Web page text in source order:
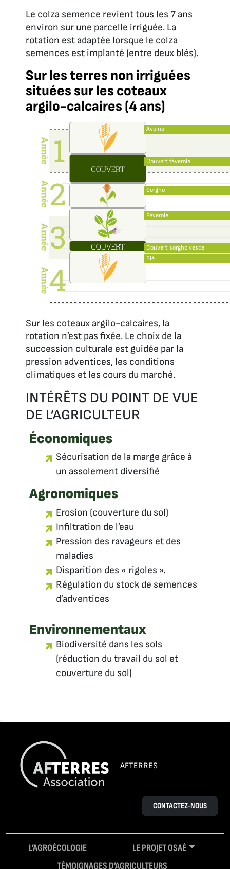
Le colza semence revient tous les 7 ans
environ sur une parcelle irriguée. La
rotation est adaptée lorsque le colza
semences est implanté (entre deux blés).
Sur les terres non irriguées
situées sur les coteaux
argilo-calcaires (4 ans)
Avoine
Sorgho
Couvert sorgho vesce
Couvert féverole
Féverole
Blé
Sur les coteaux argilo-calcaires, la
rotation n’est pas fixée. Le choix de la
succession culturale est guidée par la
pression adventices, les conditions
climatiques et les cours du marché.
INTÉRÊTS DU POINT DE VUE
DE L’AGRICULTEUR
Économiques
Sécurisation de la marge grâce à
un assolement diversifié
Agronomiques
Erosion (couverture du sol)
Infiltration de l’eau
Pression des ravageurs et des
maladies
Disparition des « rigoles ».
Régulation du stock de semences
d’adventices
Environnementaux
Biodiversité dans les sols
(réduction du travail du sol et
couverture du sol)
AFTERRES
CONTACTEZ-NOUS
L’AGROÉCOLOGIE
LE PROJET OSAÉ
TÉMOIGNAGES D’AGRICULTEURS